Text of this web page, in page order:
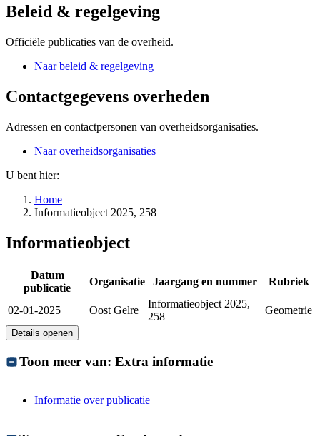
Beleid & regelgeving
Officiële publicaties van de overheid.
Naar beleid & regelgeving
Contactgegevens overheden
Adressen en contactpersonen van overheidsorganisaties.
Naar overheidsorganisaties
U bent hier:
Home
Informatieobject 2025, 258
Informatieobject
Datum
publicatie
Organisatie Jaargang en nummer Rubriek
02-01-2025 Oost Gelre
Informatieobject 2025,
258
Geometrie
Details openen
Toon meer van: Extra informatie
Informatie over publicatie